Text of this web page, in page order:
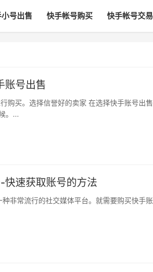
号出售 快手帐号购买 快手帐号交易
账号出售
。...
快速获取账号的方法